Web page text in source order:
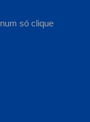
num só clique